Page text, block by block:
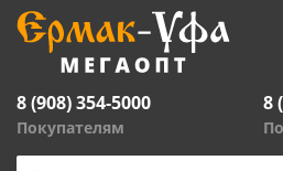
8 (908) 354-5000
Покупателям
8